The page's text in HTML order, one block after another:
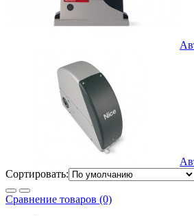
Сортировать:
Сравнение товаров (0)